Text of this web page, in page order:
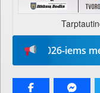
2026-iems